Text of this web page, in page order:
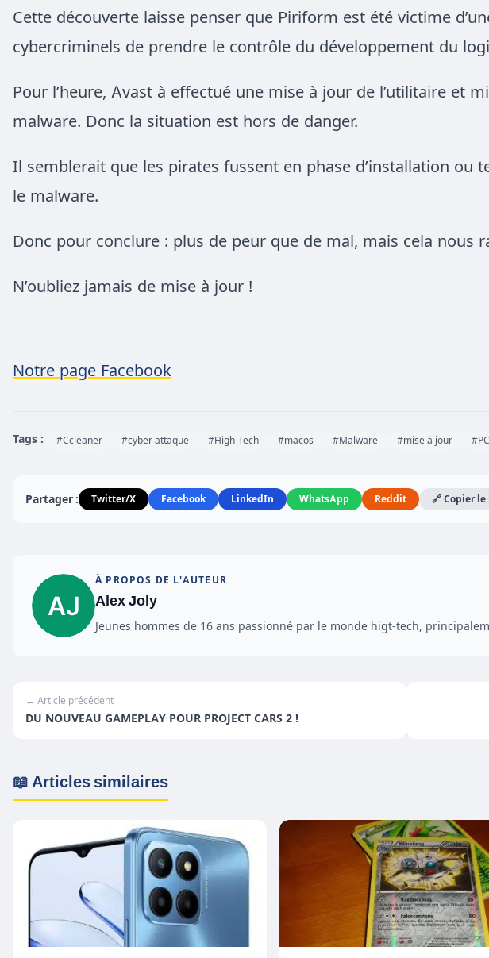
Cette découverte laisse penser que Piriform est été victime
cybercriminels de prendre le contrôle du développement du
Pour l’heure, Avast à effectué une mise à jour de l’utilitaire et
malware. Donc la situation est hors de danger.
Il semblerait que les pirates fussent en phase d’installation ou
le malware.
Donc pour conclure : plus de peur que de mal, mais cela nous
N’oubliez jamais de mise à jour !
Notre page Facebook
Tags : #Ccleaner #cyber attaque #High-Tech #macos #Malware #mise à jour
Partager : Twitter/X Facebook LinkedIn WhatsApp Reddit 🔗 Copier le
À PROPOS DE L'AUTEUR
Alex Joly
Jeunes hommes de 16 ans passionné par le monde higt-tech,
← Article précédent
DU NOUVEAU GAMEPLAY POUR PROJECT CARS 2 !
📖 Articles similaires